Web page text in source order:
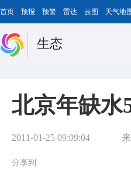
首页 预报 预警 雷达 云图 天气地
生态
北京年缺水
2011-01-25 09:09:04
分享到